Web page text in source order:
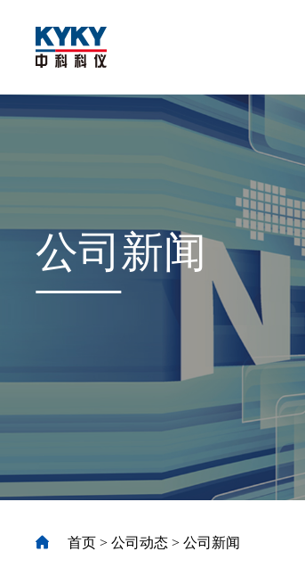
公司 新闻
首页 >公司动态 >公司新闻